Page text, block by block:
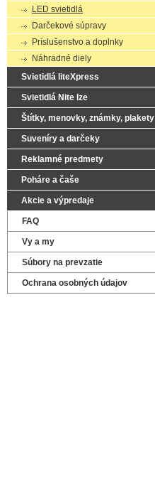
LED svietidlá
Darčekové súpravy
Príslušenstvo a doplnky
Náhradné diely
Svietidlá liteXpress
Svietidlá Nite Ize
Štítky, menovky, známky, plakety
Suveníry a darčeky
Reklamné predmety
Poháre a čaše
Akcie a výpredaje
FAQ
Vy a my
Súbory na prevzatie
Ochrana osobných údajov